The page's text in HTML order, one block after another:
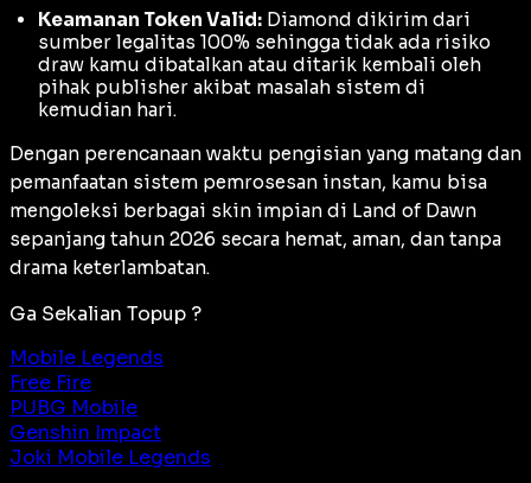
Keamanan Token Valid: Diamond dikirim dari
sumber legalitas 100% sehingga tidak ada risiko
draw kamu dibatalkan atau ditarik kembali oleh
pihak publisher akibat masalah sistem di
kemudian hari.
Dengan perencanaan waktu pengisian yang matang dan
pemanfaatan sistem pemrosesan instan, kamu bisa
mengoleksi berbagai skin impian di Land of Dawn
sepanjang tahun 2026 secara hemat, aman, dan tanpa
drama keterlambatan.
Ga Sekalian Topup ?
Mobile Legends
Free Fire
PUBG Mobile
Genshin Impact
Joki Mobile Legends